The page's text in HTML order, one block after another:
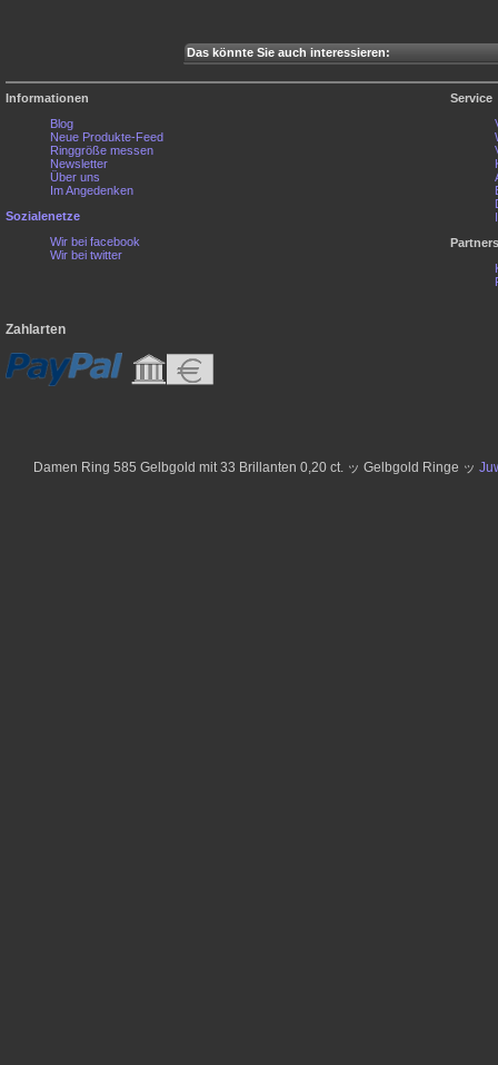
Das könnte Sie auch interessieren:
Informationen
Blog
Neue Produkte-Feed
Ringgröße messen
Newsletter
Über uns
Im Angedenken
Sozialenetze
Wir bei facebook
Wir bei twitter
Service
Zahlarten
Damen Ring 585 Gelbgold mit 33 Brillanten 0,20 ct. ッ Gelbgold Ringe ッ